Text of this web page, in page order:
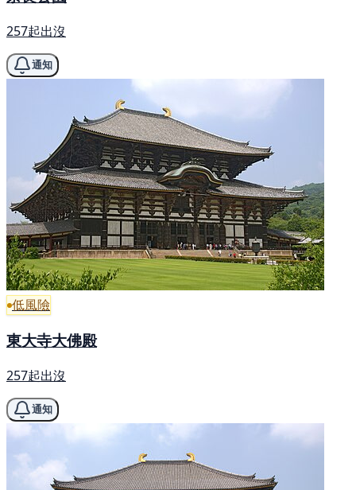
257起出沒
通知
低風險
東大寺大佛殿
257起出沒
通知